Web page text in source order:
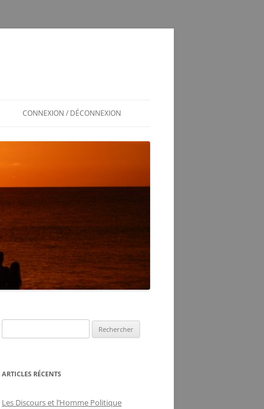
350 SL LES SOUCIS D’UNE
VÉRINS DE COFFRE 350SL
SCHÉMA ÉLECTRIQUE 2CV6 PAST
1981
DE LA FRILOSITÉ
CONNEXION / DÉCONNEXION
ARTICLES RÉCENTS
Les Discours et l’Homme Politique